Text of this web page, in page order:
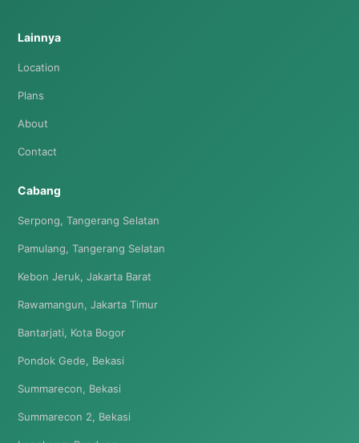
Lainnya
Location
Plans
About
Contact
Cabang
Serpong, Tangerang Selatan
Pamulang, Tangerang Selatan
Kebon Jeruk, Jakarta Barat
Rawamangun, Jakarta Timur
Bantarjati, Kota Bogor
Pondok Gede, Bekasi
Summarecon, Bekasi
Summarecon 2, Bekasi